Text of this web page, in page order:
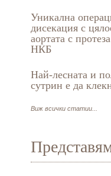
Уникална
дисекация с
аортата с
НКБ
Най-лесната и
сутрин е да
Виж всички статии...